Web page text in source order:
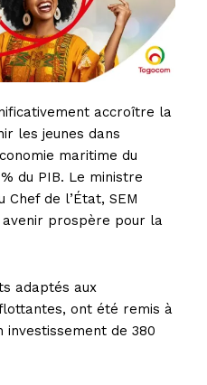
accroître la
les jeunes dans
maritime du
du PIB. Le ministre
de l’État, SEM
avenir prospère pour la
adaptés aux
ont été remis à
investissement de 380